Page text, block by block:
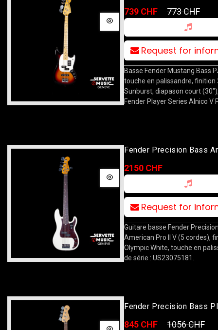
739 CHF 773 CHF
Request for
Basse Fender Mustang Bass
touche en palissandre, finition
Sunburst, diapason court
Fender Player Series Alnico V
Fender Precision Bass
2150 CHF
Request for
Guitare basse Fender
American Pro II V (5 cordes),
Olympic White, touche en
de série : US23075181.
Fender Precision Bass
845 CHF 1056 CHF